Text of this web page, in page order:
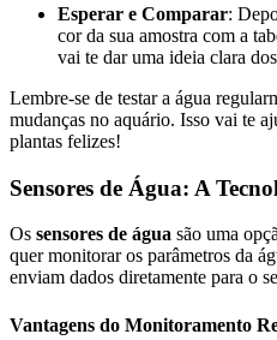
Esperar e Comparar:
cor da sua amostra com a
vai te dar uma ideia clara
Lembre-se de testar a água
mudanças no aquário. Isso vai te
plantas felizes!
Sensores de Água: A
Os sensores de água são uma
quer monitorar os parâmetros da
enviam dados diretamente para o
Vantagens do Monitoramento